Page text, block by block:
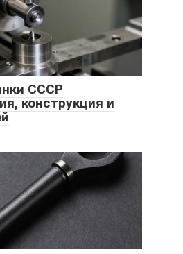
СССР
конструкция и